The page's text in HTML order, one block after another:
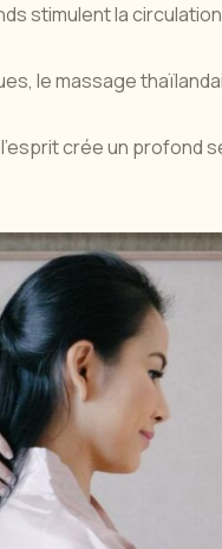
stimulent la
le massage
crée un profond